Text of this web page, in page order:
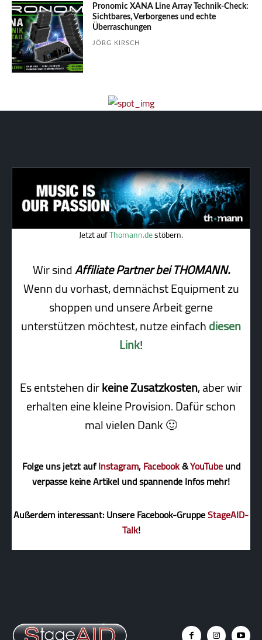
Pronomic XANA Line Array Technik-Check:
Sichtbares, Verborgenes und echte
Überraschungen
JÖRG KIRSCH
Jetzt aufThomann.destöbern.
Wir sindAffiliate Partner bei THOMANN.
Wenn du vorhast, demnächst Equipment zu
shoppen und unsere Arbeit gerne
unterstützen möchtest, nutze einfachdiesen
Link!
Es entstehen dirkeine Zusatzkosten, aber wir
erhalten eine kleine Pro­vi­sion. Dafür schon
mal vielen Dank 🙂
Folge uns jetzt aufInstagram,Facebook&YouTubeund
verpasse keine Artikel und spannende Infos mehr!
Außerdem interessant: Unsere Facebook-GruppeStageAID-
Talk!